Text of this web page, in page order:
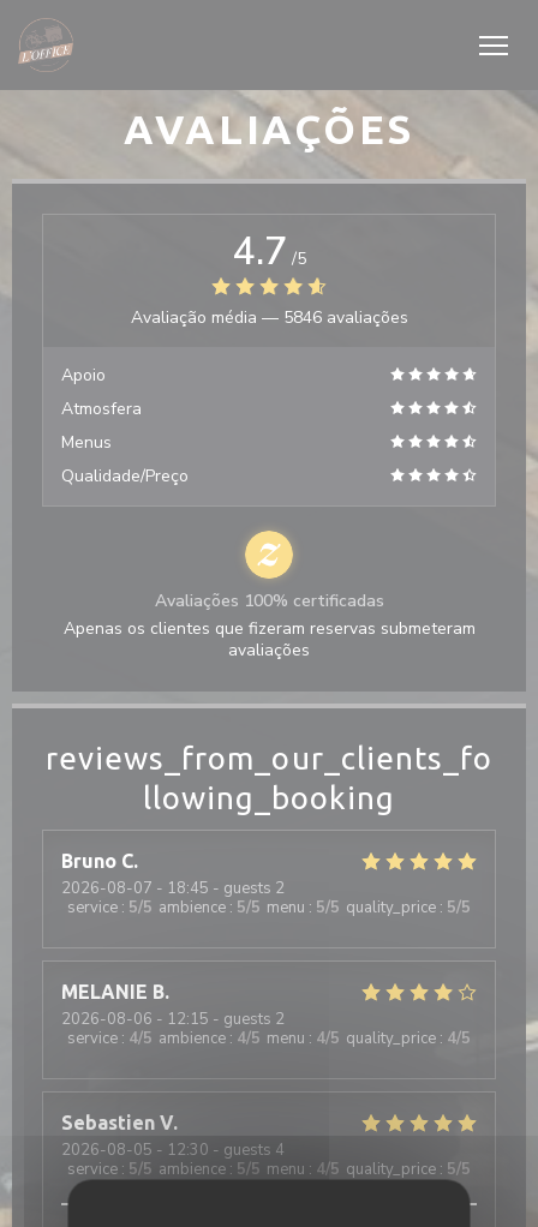
Painel de Gerenciamento de Cookies
AVALIAÇÕES
reviews_from_our_clients_fo
llowing_booking
Bruno C
2026-08-07 - 18:45 - guests 2
service : 5/5 ambience : 5/5 menu : 5/5 quality_price : 5/5
MELANIE B
2026-08-06 - 12:15 - guests 2
service : 4/5 ambience : 4/5 menu : 4/5 quality_price : 4/5
Sebastien V
2026-08-05 - 12:30 - guests 4
service : 5/5 ambience : 5/5 menu : 4/5 quality_price : 5/5
4.7 /5
Avaliação média — 5846 avaliações
Apoio
Atmosfera
Menus
Qualidade/Preço
Avaliações 100% certificadas
Apenas os clientes que fizeram reservas submeteram
avaliações